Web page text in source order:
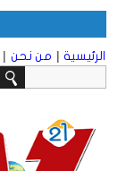
الرئيسية | من نحن |